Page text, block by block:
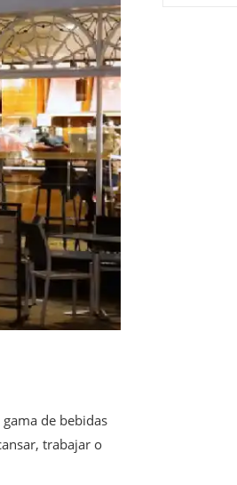
de bebidas
trabajar o